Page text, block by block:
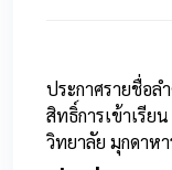
ประกาศรายชื่อล
สิทธิ์การเข้าเรีย
วิทยาลัย มุกดาห